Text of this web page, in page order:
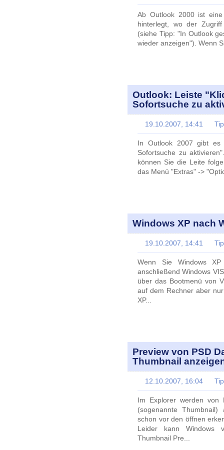
Ab Outlook 2000 ist
hinterlegt, wo der
(siehe Tipp: "In Outlook
wieder anzeigen"). Wenn
Outlook: Leiste
Sofortsuche zu
19.10.2007, 14:41
In Outlook 2007 gibt
Sofortsuche zu
können Sie die Leite
das Menü "Extras" ->
Windows XP nach
19.10.2007, 14:41
Wenn Sie Windows
anschließend Windows
über das Bootmenü von
auf dem Rechner aber
XP...
Preview von PSD
Thumbnail
12.10.2007, 16:04
Im Explorer werden
(sogenannte
schon vor den öffnen
Leider kann Windows
Thumbnail Pre...